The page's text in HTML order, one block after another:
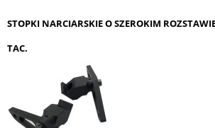
STOPKI NARCIARSKIE O SZEROKIM
TAC.